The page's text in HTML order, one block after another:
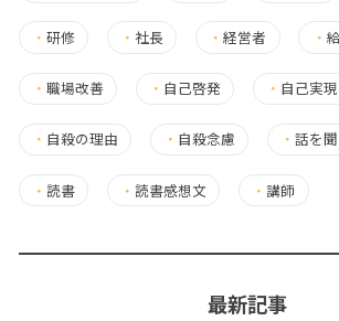
・ 研修 ・社長 ・経営者 ・
・ 職場改善 ・ 自己啓発 ・ 自己実現
・ 自殺の理由 ・ 自殺念慮 ・話を
・ 読書 ・読書感想文 ・ 講師
最新記事